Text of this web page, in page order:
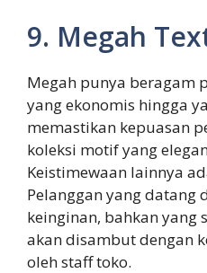
9. Megah
Megah punya beragam
yang ekonomis hingga
memastikan kepuasan
koleksi motif yang
Keistimewaan lainnya
Pelanggan yang datang
keinginan, bahkan yang
akan disambut dengan
oleh staff toko.